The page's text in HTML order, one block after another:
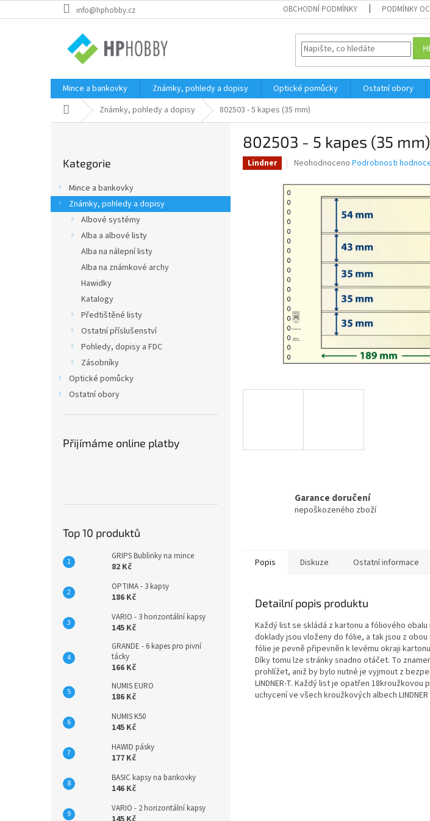
na
info@hphobby.cz OBCHODNÍ PODMÍNKY PODMÍNKY
Mince a bankovky Známky, pohledy a dopisy Optické pomůcky Ostatní obory
Domů Známky, pohledy a dopisy 802503 - 5 kapes (35 mm)
a
n
kategorie
Kategorie
Mince a bankovky
Známky, pohledy a dopisy
Albové systémy
Alba a albové listy
Alba na nálepní listy
Alba na známkové archy
Hawidky
Katalogy
Předtištěné listy
Ostatní příslušenství
Pohledy, dopisy a FDC
Zásobníky
Optické pomůcky
Ostatní obory
Přijímáme online platby
Top 10 produktů
GRIPS Bublinky na mince
82 Kč
OPTIMA - 3 kapsy
186 Kč
VARIO - 3 horizontální kapsy
145 Kč
GRANDE - 6 kapes pro pivní
tácky
166 Kč
NUMIS EURO
186 Kč
NUMIS K50
145 Kč
HAWID pásky
177 Kč
BASIC kapsy na bankovky
146 Kč
VARIO - 2 horizontální kapsy
802503 - 5 kapes (35 mm)
Lindner
Průměrné
produktu
Neohodnoceno Podrobnosti
Garance doručení
nepoškozeného zboží
Popis Diskuze Ostatní informace
Detailní popis produktu
Každý list se skládá z kartonu a fóliového
doklady jsou vloženy do fólie, a tak jsou z
fólie je pevně připevněn k levému okraji
Díky tomu lze stránky snadno otáčet. To
prohlížet, aniž by bylo nutné je vyjmout z
LINDNER-T. Každý list je opatřen
uchycení ve všech kroužkových albech